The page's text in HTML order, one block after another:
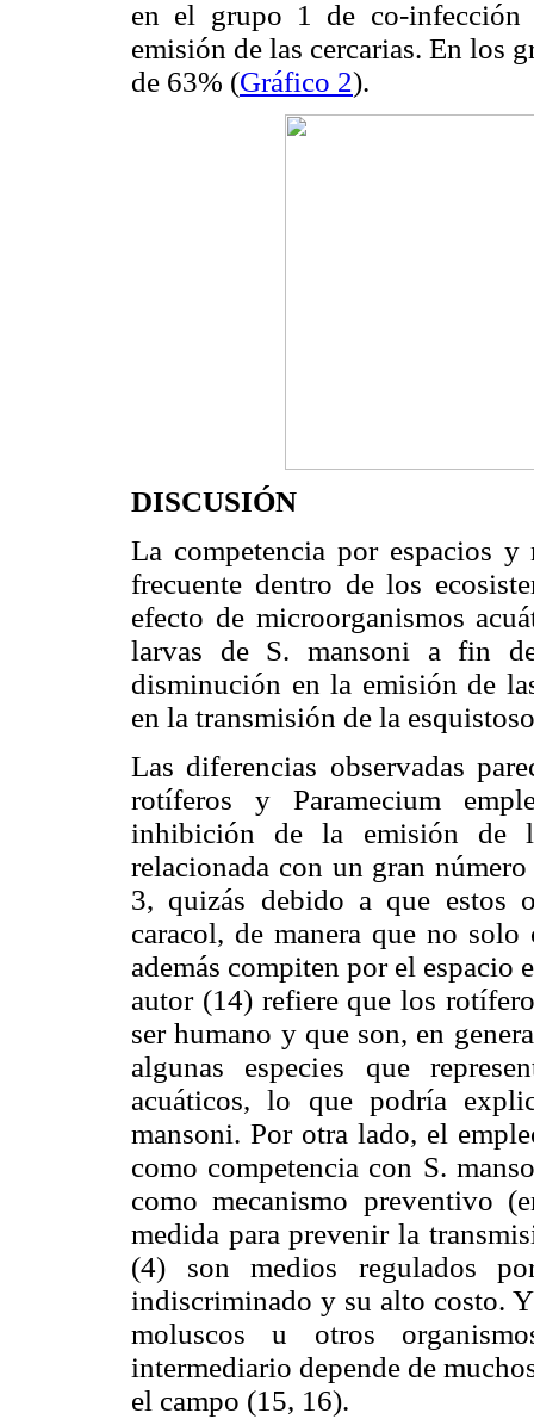
en el grupo 1 de co-
emisión de las cercarias. En los
de 63% (Gráfico 2).
DISCUSIÓN
La competencia por espacios
frecuente dentro de los
efecto de microorganismos
larvas de S. mansoni a fin
disminución en la emisión de
en la transmisión de la
Las diferencias observadas
rotíferos y Paramecium
inhibición de la emisión de
relacionada con un gran
3, quizás debido a que estos
caracol, de manera que no
además compiten por el espacio
autor (14) refiere que los
ser humano y que son, en
algunas especies que
acuáticos, lo que podría
mansoni. Por otra lado, el
como competencia con S.
como mecanismo preventivo
medida para prevenir la
(4) son medios regulados
indiscriminado y su alto costo.
moluscos u otros
intermediario depende de
el campo (15, 16).